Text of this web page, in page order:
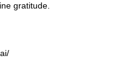
gratitude.